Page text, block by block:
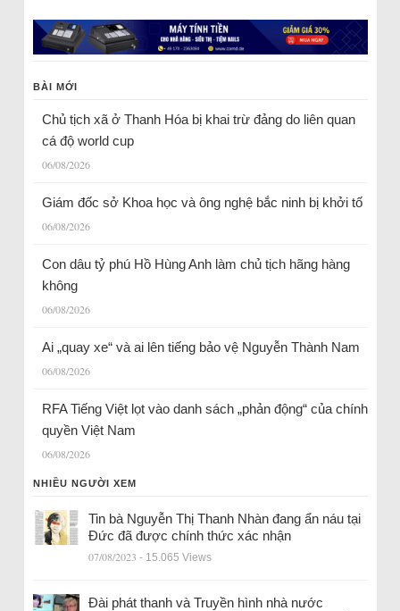
BÀI MỚI
Chủ tịch xã ở Thanh Hóa bị khai trừ đảng do liên quan
cá độ world cup
06/08/2026
Giám đốc sở Khoa học và ông nghệ bắc ninh bị khởi tố
06/08/2026
Con dâu tỷ phú Hồ Hùng Anh làm chủ tịch hãng hàng
không
06/08/2026
Ai „quay xe“ và ai lên tiếng bảo vệ Nguyễn Thành Nam
06/08/2026
RFA Tiếng Việt lọt vào danh sách „phản động“ của chính
quyền Việt Nam
06/08/2026
NHIỀU NGƯỜI XEM
Tin bà Nguyễn Thị Thanh Nhàn đang ẩn náu tại
Đức đã được chính thức xác nhận
07/08/2023 - 15.065 Views
Đài phát thanh và Truyền hình nhà nước